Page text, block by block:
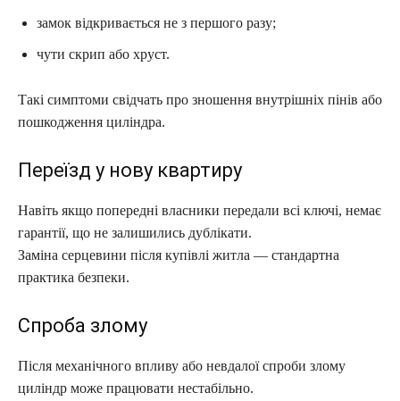
замок відкривається не з першого разу;
чути скрип або хруст.
Такі симптоми свідчать про зношення внутрішніх пінів або
пошкодження циліндра.
Переїзд у нову квартиру
Навіть якщо попередні власники передали всі ключі, немає
гарантії, що не залишились дублікати.
Заміна серцевини після купівлі житла — стандартна
практика безпеки.
Спроба злому
Після механічного впливу або невдалої спроби злому
циліндр може працювати нестабільно.